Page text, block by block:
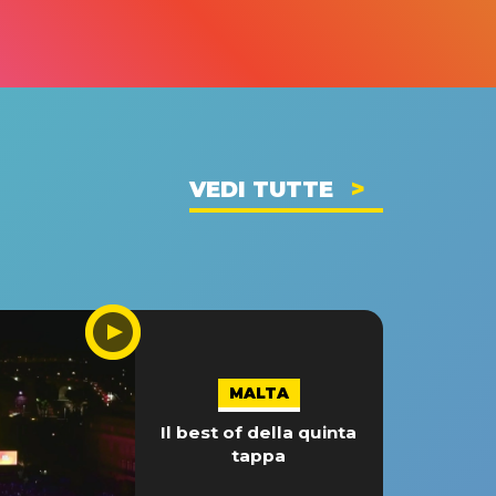
VEDI TUTTE
MALTA
Il best of della quinta
tappa